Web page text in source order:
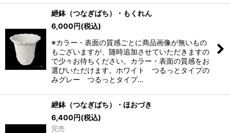
紲鉢（つなぎばち）・もくれん
6,000円(税込)
※カラー・表面の質感ごとに商品画像が無いもの
もございますが、随時追加させていただきますの
で少々お待ちください。カラー・表面の質感をお
選びいただけます。ホワイト つるっとタイプの
みグレー つるっとタイプ…
紲鉢（つなぎばち）・ほおづき
6,400円(税込)
完売